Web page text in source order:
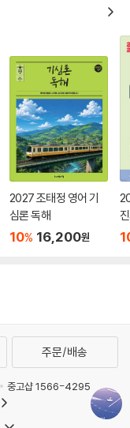
2027 조태정 영어 기
심론 독해
10% 16,200원
주문/배송
중고샵 1566-4295